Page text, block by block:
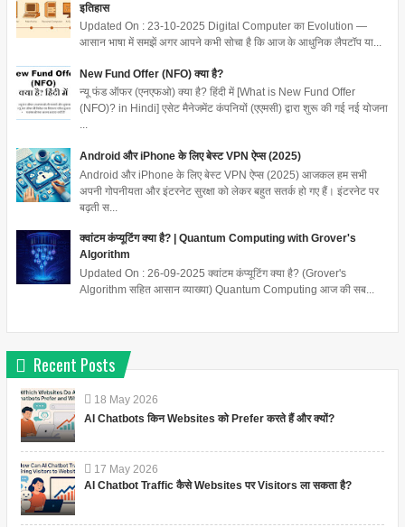
इतिहास
Updated On : 23-10-2025 Digital Computer का Evolution —
आसान भाषा में समझें अगर आपने कभी सोचा है कि आज के आधुनिक लैपटॉप या...
New Fund Offer (NFO) क्या है?
न्यू फंड ऑफर (एनएफओ) क्या है? हिंदी में [What is New Fund Offer
(NFO)? in Hindi] एसेट मैनेजमेंट कंपनियों (एएमसी) द्वारा शुरू की गई नई योजना
...
Android और iPhone के लिए बेस्ट VPN ऐप्स (2025)
Android और iPhone के लिए बेस्ट VPN ऐप्स (2025) आजकल हम सभी
अपनी गोपनीयता और इंटरनेट सुरक्षा को लेकर बहुत सतर्क हो गए हैं। इंटरनेट पर
बढ़ती स...
क्वांटम कंप्यूटिंग क्या है? | Quantum Computing with Grover's
Algorithm
Updated On : 26-09-2025 क्वांटम कंप्यूटिंग क्या है? (Grover's
Algorithm सहित आसान व्याख्या) Quantum Computing आज की सब...
Recent Posts
18 May 2026
AI Chatbots किन Websites को Prefer करते हैं और क्यों?
17 May 2026
AI Chatbot Traffic कैसे Websites पर Visitors ला सकता है?